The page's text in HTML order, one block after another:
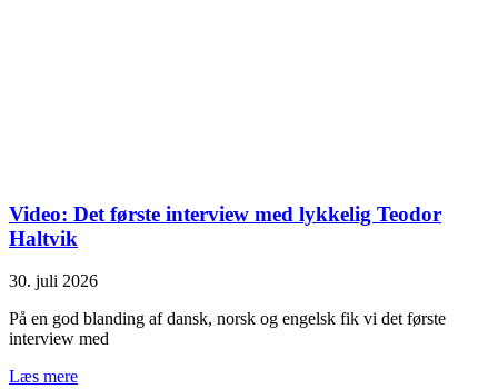
Video: Det første interview med lykkelig Teodor
Haltvik
30. juli 2026
På en god blanding af dansk, norsk og engelsk fik vi det første
interview med
Læs mere